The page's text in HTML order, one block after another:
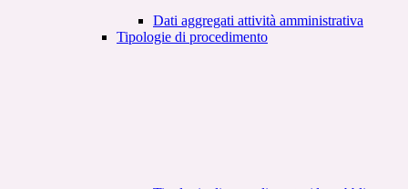
Dati aggregati attività amministrativa
Tipologie di procedimento